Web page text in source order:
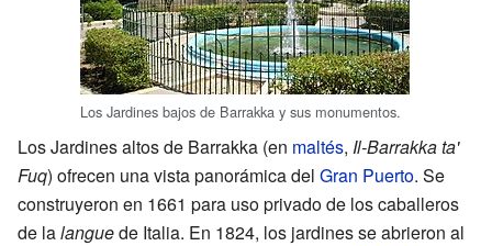
Los Jardines bajos de Barrakka y sus monumentos.
Los Jardines altos de Barrakka (en maltés, Il-Barrakka ta'
Fuq) ofrecen una vista panorámica del Gran Puerto. Se
construyeron en 1661 para uso privado de los caballeros
de lalanguede Italia. En 1824, los jardines se abrieron al